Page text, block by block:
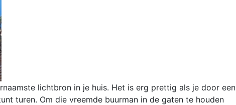
lichtbron in je huis. Het is erg prettig als je door een
turen. Om die vreemde buurman in de gaten te houden